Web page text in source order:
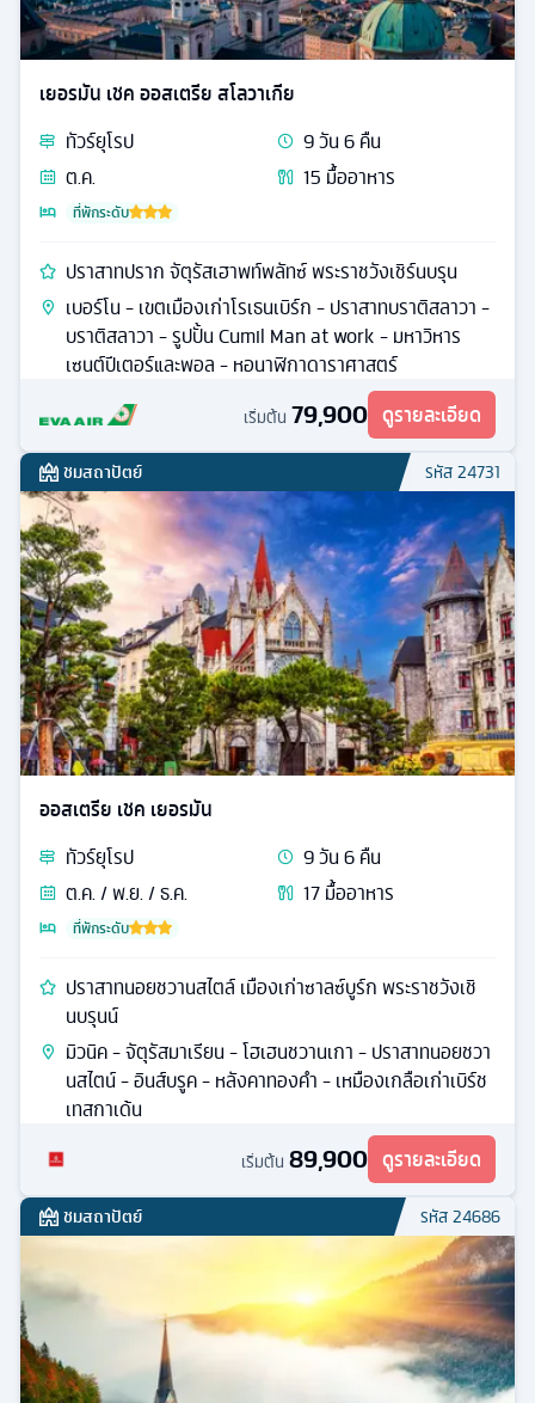
เยอรมัน เชค ออสเตรีย สโลวาเกีย
ทัวร์ยุโรป 9วัน6คืน
ต.ค.
15 มื้ออาหาร
ที่พักระดับ
ปราสาทปราก จัตุรัสเฮาพท์พลัทซ์ พระราชวังเชิร์นบรุน
เบอร์โน - เขตเมืองเก่าโรเธนเบิร์ก - ปราสาทบราติสลาวา -
บราติสลาวา - รูปปั้น Cumil Man at work - มหาวิหาร
เซนต์ปีเตอร์และพอล - หอนาฬิกาดาราศาสตร์
เริ่มต้น 79,900 ดูรายละเอียด
ชมสถาปัตย์ รหัส24731
ออสเตรีย เชค เยอรมัน
ทัวร์ยุโรป 9วัน6คืน
ต.ค. / พ.ย. / ธ.ค.
17มื้ออาหาร
ที่พักระดับ
ปราสาทนอยชวานสไตล์ เมืองเก่าซาลซ์บูร์ก พระราชวังเชิ
นบรุนน์
มิวนิค - จัตุรัสมาเรียน - โฮเฮนชวานเกา - ปราสาทนอยชวา
นสไตน์ - อินส์บรูค - หลังคาทองคํา - เหมืองเกลือเก่าเบิร์ช
เทสกาเด้น
เริ่มต้น 89,900 ดูรายละเอียด
ชมสถาปัตย์ รหัส24686